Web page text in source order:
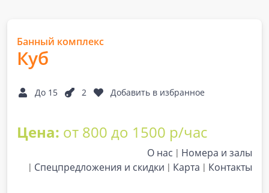
Банный комплекс
Куб
До 15 2 Добавить в избранное
Цена: от 800 до 1500 р/час
О нас
Номера и залы
Спецпредложения и скидки
Карта Контакты